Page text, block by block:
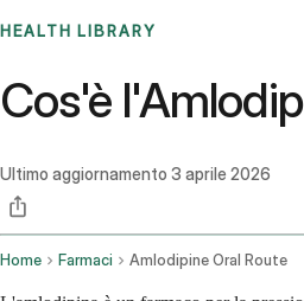
HEALTH LIBRARY
Cos'è
Ultimo aggiornamento 3 aprile 2026
Home Farmaci Amlodipine Oral Route